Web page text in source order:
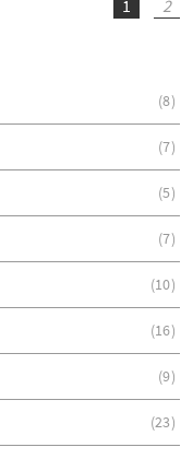
1 2
8
7
5
7
10
16
9
23